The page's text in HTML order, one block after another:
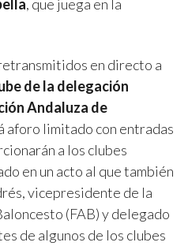
, que juega en la
en directo a
de la delegación
Andaluza de
aforo limitado con entradas
a los clubes
en un acto al que también
vicepresidente de la
(FAB) y delegado
de algunos de los clubes